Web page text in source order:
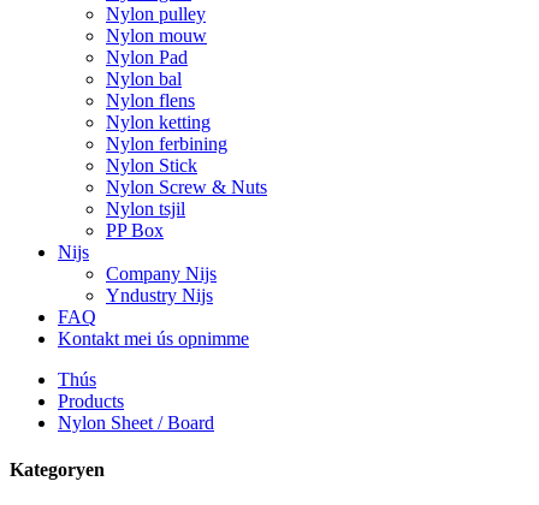
Nylon pulley
Nylon mouw
Nylon Pad
Nylon bal
Nylon flens
Nylon ketting
Nylon ferbining
Nylon Stick
Nylon Screw & Nuts
Nylon tsjil
PP Box
Nijs
Company Nijs
Yndustry Nijs
FAQ
Kontakt mei ús opnimme
Thús
Products
Nylon Sheet / Board
Kategoryen